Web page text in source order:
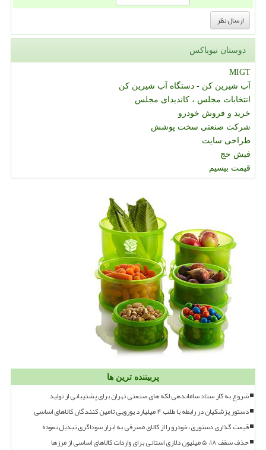
دوستان نیوباکس
MIGT
آب شیرین کن - دستگاه آب شیرین کن
انتخابات مجلس ، کاندیدای مجلس
خرید و فروش خودرو
شرکت صنعتی سخت پوشش
طراحی سایت
فیش حج
قیمت بیسیم
پربیننده ترین ها
شروع به کار ستاد ساماندهی لکه های صنعتی تهران برای پشتیبانی از تولید
دستور پزشکیان در رابطه با طلب ۴ میلیارد یورویی تامین کنندگان کالاهای اساسی
قیمت گذاری دستوری، خودرو را از کالای مصرفی به ابزار سوداگری تبدیل نموده
حذف سقف ۱۸، ۵ میلیون دلاری استانی برای واردات کالاهای اساسی از مرزها